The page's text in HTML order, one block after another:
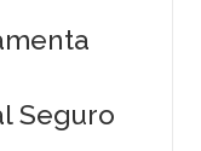
Seguro